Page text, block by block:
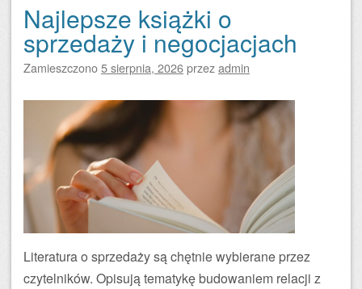
Najlepsze książki o
sprzedaży i negocjacjach
Zamieszczono5 sierpnia, 2026przezadmin
Literatura o sprzedaży są chętnie wybierane przez
czytelników. Opisują tematykę budowaniem relacji z